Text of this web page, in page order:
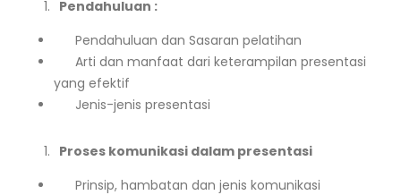
Pendahuluan :
Pendahuluan dan Sasaran pelatihan
Arti dan manfaat dari keterampilan presentasi
yang efektif
Jenis-jenis presentasi
Proses komunikasi dalam presentasi
Prinsip, hambatan dan jenis komunikasi